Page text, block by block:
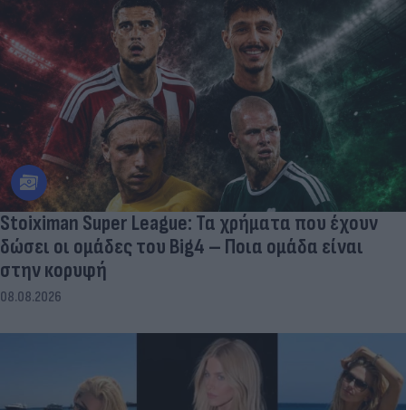
Stoiximan Super League: Τα χρήματα που έχουν
δώσει οι ομάδες του Big4 – Ποια ομάδα είναι
στην κορυφή
08.08.2026